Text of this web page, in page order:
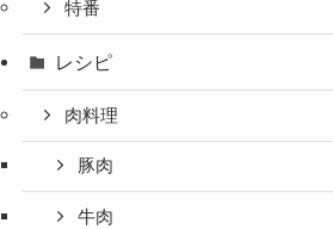
特番
レシピ
肉料理
豚肉
牛肉